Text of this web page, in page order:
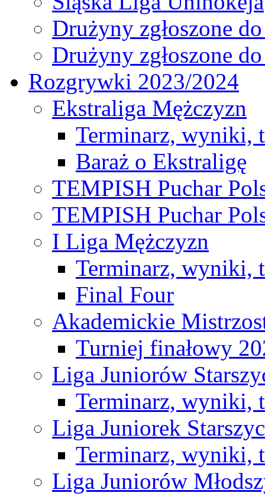
Drużyny zgłoszone
Drużyny zgłoszone
Rozgrywki 2023/2024
Ekstraliga Mężczyzn
Terminarz, wyniki,
Baraż o Ekstraligę
TEMPISH Puchar
TEMPISH Puchar
I Liga Mężczyzn
Terminarz, wyniki,
Final Four
Akademickie
Turniej finałowy
Liga Juniorów
Terminarz, wyniki,
Liga Juniorek
Terminarz, wyniki,
Liga Juniorów